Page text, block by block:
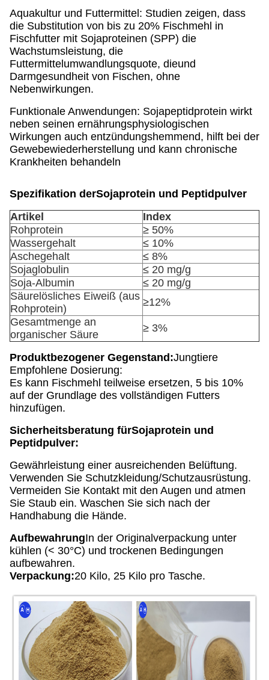
Aquakultur und Futtermittel: Studien zeigen, dass
die Substitution von bis zu 20% Fischmehl in
Fischfutter mit Sojaproteinen (SPP) die
Wachstumsleistung, die
Futtermittelumwandlungsquote, dieund
Darmgesundheit von Fischen, ohne
Nebenwirkungen.
Funktionale Anwendungen: Sojapeptidprotein wirkt
neben seinen ernährungsphysiologischen
Wirkungen auch entzündungshemmend, hilft bei der
Gewebewiederherstellung und kann chronische
Krankheiten behandeln
Spezifikation derSojaprotein und Peptidpulver
Artikel
Index
Rohprotein
≥ 50%
Wassergehalt
≤ 10%
Aschegehalt
≤ 8%
Sojaglobulin
≤ 20 mg/g
Soja-Albumin
≤ 20 mg/g
Säurelösliches Eiweiß (aus
Rohprotein)
≥12%
Gesamtmenge an
organischer Säure
≥ 3%
Produktbezogener Gegenstand:Jungtiere
Empfohlene Dosierung:
Es kann Fischmehl teilweise ersetzen, 5 bis 10%
auf der Grundlage des vollständigen Futters
hinzufügen.
Sicherheitsberatung fürSojaprotein und
Peptidpulver:
Gewährleistung einer ausreichenden Belüftung.
Verwenden Sie Schutzkleidung/Schutzausrüstung.
Vermeiden Sie Kontakt mit den Augen und atmen
Sie Staub ein. Waschen Sie sich nach der
Handhabung die Hände.
AufbewahrungIn der Originalverpackung unter
kühlen (< 30°C) und trockenen Bedingungen
aufbewahren.
Verpackung:20 Kilo, 25 Kilo pro Tasche.